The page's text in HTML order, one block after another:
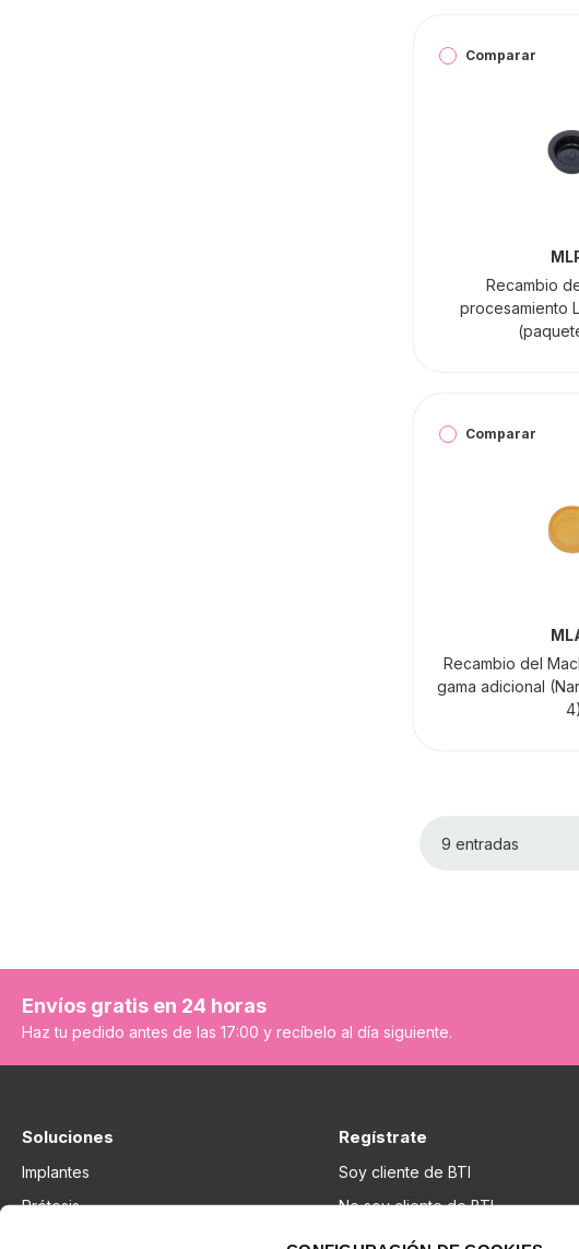
Comparar
Recambio
procesamiento
Comparar
Recambio del
gama adicional
4)
9 entradas
Envíos gratis en 24 horas
Haz tu pedido antes de las 17:00 y recíbelo al día siguiente.
Soluciones
Implantes
Prótesis
Regístrate
Soy cliente de BTI
No soy cliente de BTI